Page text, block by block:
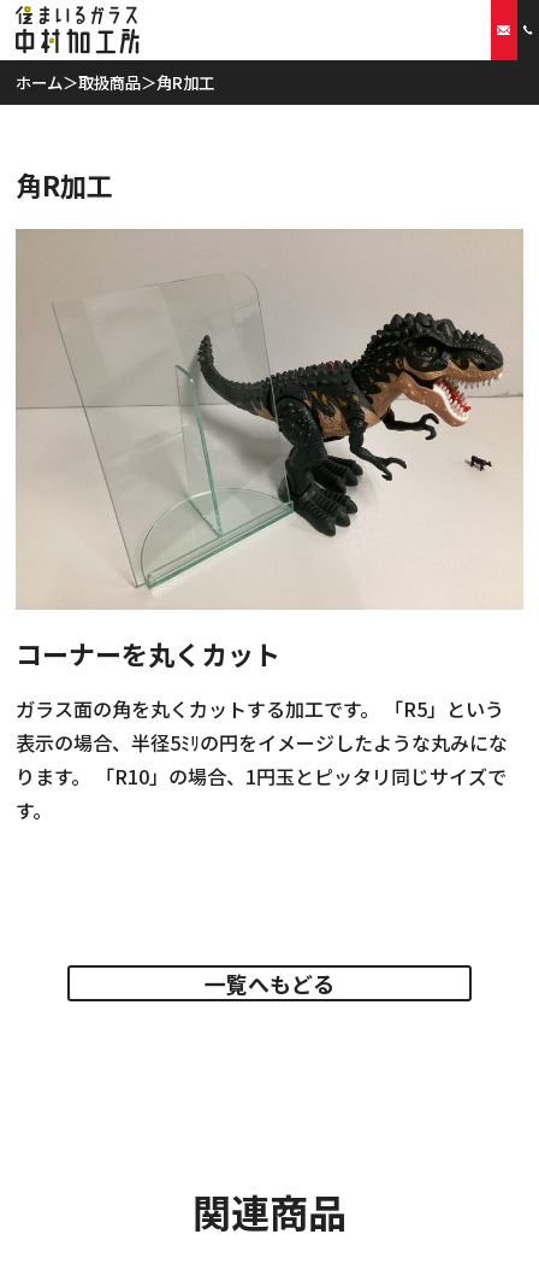
当社の特徴
リフォームプラン
ご利用案内
スタッフ紹介
会社概要
お知らせ・社内報
採用情報
ホーム＞取扱商品＞角R加工
角R加工
コーナーを丸くカット
ガラス面の角を丸くカットする加工です。 「R5」という
表示の場合、半径5ﾐﾘの円をイメージしたような丸みにな
ります。 「R10」の場合、1円玉とピッタリ同じサイズで
す。
一覧へもどる
関連商品